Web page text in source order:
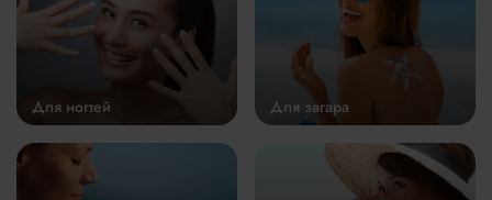
Для ногтей Для загара